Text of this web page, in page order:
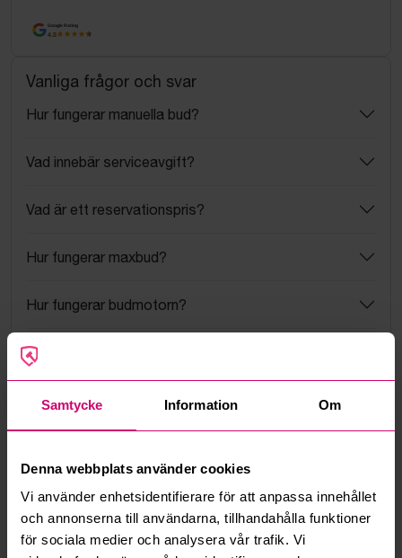
Samtycke Information Om
Denna webbplats använder cookies
Vi använder enhetsidentifierare för att anpassa innehållet
och annonserna till användarna, tillhandahålla funktioner
för sociala medier och analysera vår trafik. Vi
Google Rating
4.5
Vanliga frågor och svar
Hur fungerar manuella bud?
Vad innebär serviceavgift?
Vad är ett reservationspris?
Hur fungerar maxbud?
Hur fungerar budmotorn?
Kan jag ångra ett bud?
Kan ni frakta mina vunna objekt?
Mer från samma kategori